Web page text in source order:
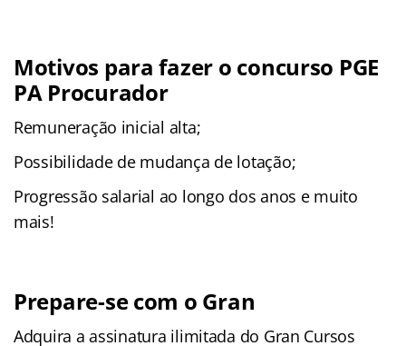
Motivos para fazer o concurso PGE
PA Procurador
Remuneração inicial alta;
Possibilidade de mudança de lotação;
Progressão salarial ao longo dos anos e muito
mais!
Prepare-se com o Gran
Adquira a assinatura ilimitada do Gran Cursos